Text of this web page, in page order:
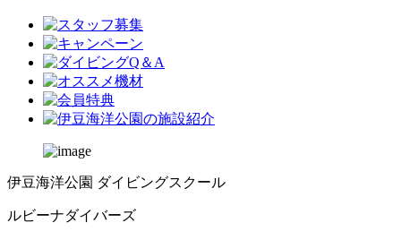
伊豆海洋公園 ダイビングスクール
ルビーナダイバーズ